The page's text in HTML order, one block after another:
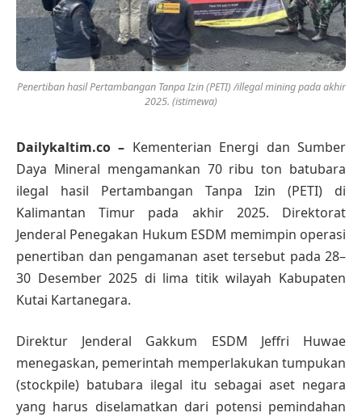
Penertiban hasil Pertambangan Tanpa Izin (PETI) /illegal mining pada akhir
2025. (istimewa)
Dailykaltim.co – Kementerian Energi dan Sumber
Daya Mineral mengamankan 70 ribu ton batubara
ilegal hasil Pertambangan Tanpa Izin (PETI) di
Kalimantan Timur pada akhir 2025. Direktorat
Jenderal Penegakan Hukum ESDM memimpin operasi
penertiban dan pengamanan aset tersebut pada 28–
30 Desember 2025 di lima titik wilayah Kabupaten
Kutai Kartanegara.
Direktur Jenderal Gakkum ESDM Jeffri Huwae
menegaskan, pemerintah memperlakukan tumpukan
(stockpile) batubara ilegal itu sebagai aset negara
yang harus diselamatkan dari potensi pemindahan